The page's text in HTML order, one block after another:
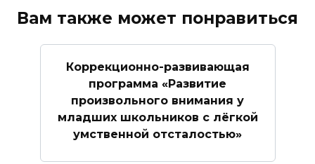
Вам также может понравиться
Коррекционно-развивающая
программа «Развитие
произвольного внимания у
младших школьников с лёгкой
умственной отсталостью»